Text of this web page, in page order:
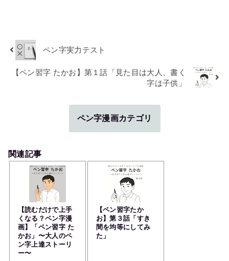
ペン字実力テスト
【ペン習字 たかお】第１話「見た目は大人、書く
字は子供」
ペン字漫画カテゴリ
関連記事
【読むだけで上手
くなる？ペン字漫
画】「ペン習字 た
かお」〜大人のペ
ン字上達ストーリ
ー〜
【ペン習字たか
お】第３話「すき
間を均等にしてみ
た」